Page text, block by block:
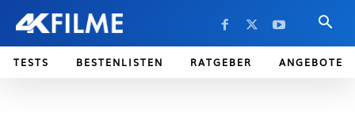
TESTS BESTENLISTEN RATGEBER ANGEBOTE